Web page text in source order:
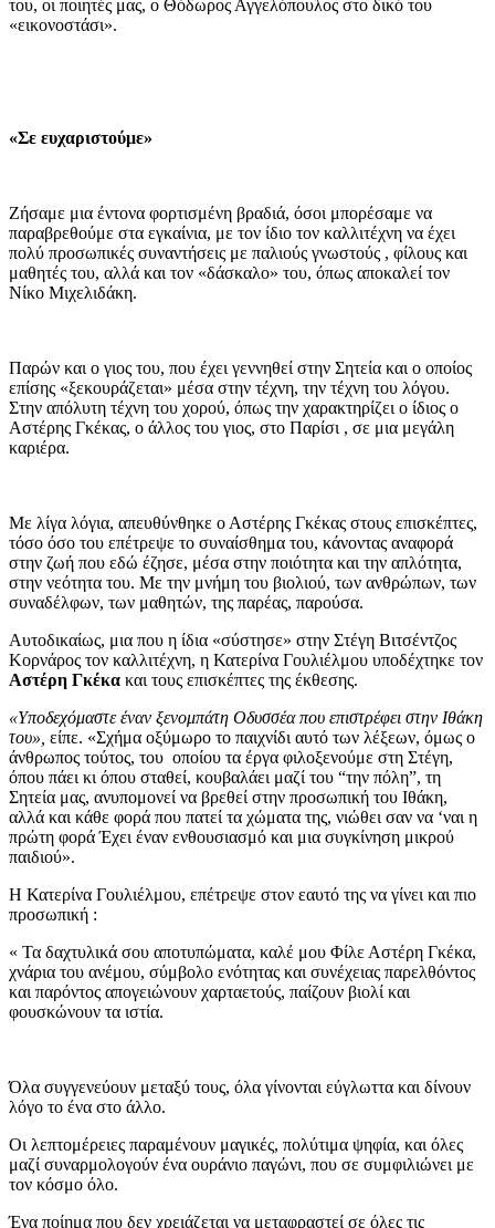
του, οι ποιητές μας, ο Θόδωρος Αγγελόπουλος στο δικό του
«εικονοστάσι».
«Σε ευχαριστούμε»
Ζήσαμε μια έντονα φορτισμένη βραδιά, όσοι μπορέσαμε να
παραβρεθούμε στα εγκαίνια, με τον ίδιο τον καλλιτέχνη να έχει
πολύ προσωπικές συναντήσεις με παλιούς γνωστούς , φίλους και
μαθητές του, αλλά και τον «δάσκαλο» του, όπως αποκαλεί τον
Νίκο Μιχελιδάκη.
Παρών και ο γιος του, που έχει γεννηθεί στην Σητεία και ο οποίος
επίσης «ξεκουράζεται» μέσα στην τέχνη, την τέχνη του λόγου.
Στην απόλυτη τέχνη του χορού, όπως την χαρακτηρίζει ο ίδιος ο
Αστέρης Γκέκας, ο άλλος του γιος, στο Παρίσι , σε μια μεγάλη
καριέρα.
Με λίγα λόγια, απευθύνθηκε ο Αστέρης Γκέκας στους επισκέπτες,
τόσο όσο του επέτρεψε το συναίσθημα του, κάνοντας αναφορά
στην ζωή που εδώ έζησε, μέσα στην ποιότητα και την απλότητα,
στην νεότητα του. Με την μνήμη του βιολιού, των ανθρώπων, των
συναδέλφων, των μαθητών, της παρέας, παρούσα.
Αυτοδικαίως, μια που η ίδια «σύστησε» στην Στέγη Βιτσέντζος
Κορνάρος τον καλλιτέχνη, η Κατερίνα Γουλιέλμου υποδέχτηκε τον
Αστέρη Γκέκα και τους επισκέπτες της έκθεσης.
«Υποδεχόμαστε έναν ξενομπάτη Οδυσσέα που επιστρέφει στην Ιθάκη
του», είπε. «Σχήμα οξύμωρο το παιχνίδι αυτό των λέξεων, όμως ο
άνθρωπος τούτος, του οποίου τα έργα φιλοξενούμε στη Στέγη,
όπου πάει κι όπου σταθεί, κουβαλάει μαζί του “την πόλη”, τη
Σητεία μας, ανυπομονεί να βρεθεί στην προσωπική του Ιθάκη,
αλλά και κάθε φορά που πατεί τα χώματα της, νιώθει σαν να ‘ναι η
πρώτη φορά Έχει έναν ενθουσιασμό και μια συγκίνηση μικρού
παιδιού».
Η Κατερίνα Γουλιέλμου, επέτρεψε στον εαυτό της να γίνει και πιο
προσωπική :
« Τα δαχτυλικά σου αποτυπώματα, καλέ μου Φίλε Αστέρη Γκέκα,
χνάρια του ανέμου, σύμβολο ενότητας και συνέχειας παρελθόντος
και παρόντος απογειώνουν χαρταετούς, παίζουν βιολί και
φουσκώνουν τα ιστία.
Όλα συγγενεύουν μεταξύ τους, όλα γίνονται εύγλωττα και δίνουν
λόγο το ένα στο άλλο.
Οι λεπτομέρειες παραμένουν μαγικές, πολύτιμα ψηφία, και όλες
μαζί συναρμολογούν ένα ουράνιο παγώνι, που σε συμφιλιώνει με
τον κόσμο όλο.
Ένα ποίημα που δεν χρειάζεται να μεταφραστεί σε όλες τις